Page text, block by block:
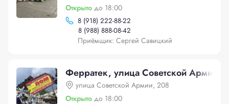
Открыто до 18:00
8 (918) 222-88-22
8 (988) 888-08-42
Приёмщик: Сергей Савицкий
Ферратек, улица Советской Армии,
улица Советской Армии, 208
Открыто до 18:00